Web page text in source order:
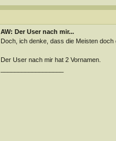
AW: Der User nach mir...
Doch, ich denke, dass die Meisten doch
Der User nach mir hat 2 Vornamen.